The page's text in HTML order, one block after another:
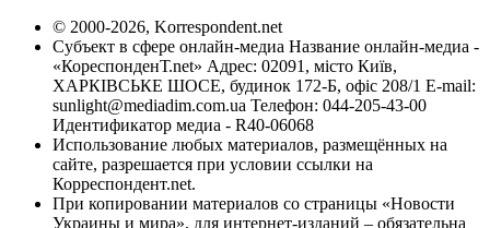
© 2000-2026, Korrespondent.net
Субъект в сфере онлайн-медиа Название онлайн-медиа -
«КореспонденТ.net» Адрес: 02091, місто Київ,
ХАРКІВСЬКЕ ШОСЕ, будинок 172-Б, офіс 208/1 E-mail:
sunlight@mediadim.com.ua Телефон: 044-205-43-00
Идентификатор медиа - R40-06068
Использование любых материалов, размещённых на
сайте, разрешается при условии ссылки на
Корреспондент.net.
При копировании материалов со страницы «Новости
Украины и мира», для интернет-изданий – обязательна